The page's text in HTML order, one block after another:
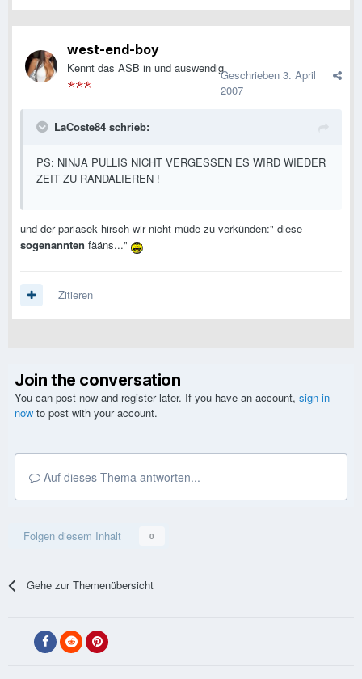
west-end-boy
Kennt das ASB in und auswendigGeschrieben 3. April
2007
LaCoste84 schrieb:
PS: NINJA PULLIS NICHT VERGESSEN ES WIRD WIEDER
ZEIT ZU RANDALIEREN !
und der pariasek hirsch wir nicht müde zu verkünden:" diese
sogenannten fääns..."
Zitieren
Join the conversation
You can post now and register later. If you have an account, sign in
now to post with your account.
Auf dieses Thema antworten...
Folgen diesem Inhalt 0
Gehe zur Themenübersicht